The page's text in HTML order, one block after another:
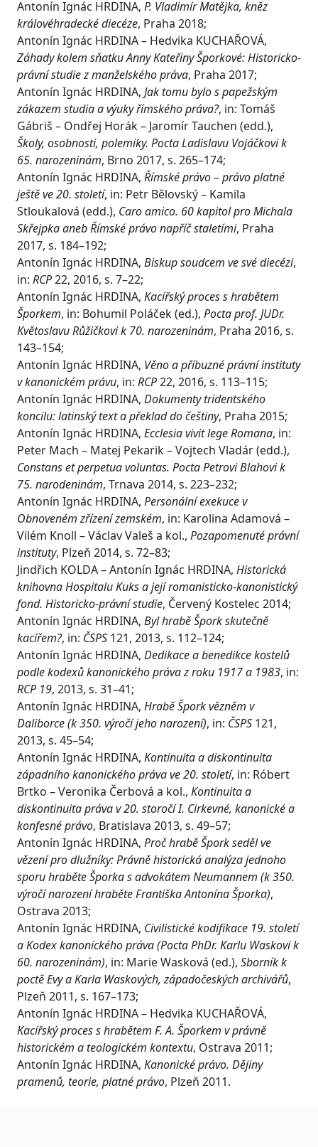
Antonín Ignác HRDINA, P. Vladimír Matějka, kněz
královéhradecké diecéze, Praha 2018;
Antonín Ignác HRDINA – Hedvika KUCHAŘOVÁ,
Záhady kolem sňatku Anny Kateřiny Šporkové:Historicko-
právní studie z manželského práva, Praha 2017;
Antonín Ignác HRDINA, Jak tomu bylo s papežským
zákazem studia a výuky římského práva?, in: Tomáš
Gábriš – Ondřej Horák – Jaromír Tauchen (edd.),
Školy, osobnosti, polemiky. Pocta Ladislavu Vojáčkovi k
65. narozeninám, Brno 2017, s. 265–174;
Antonín Ignác HRDINA, Římské právo – právo platné
ještě ve 20. století, in: Petr Bělovský – Kamila
Stloukalová (edd.), Caro amico. 60 kapitol pro Michala
Skřejpka aneb Římské právo napříč staletími, Praha
2017, s. 184–192;
Antonín Ignác HRDINA, Biskup soudcem ve své diecézi,
in: RCP22, 2016, s. 7–22;
Antonín Ignác HRDINA, Kacířský proces s hrabětem
Šporkem, in: Bohumil Poláček (ed.), Pocta prof. JUDr.
Květoslavu Růžičkovi k 70. narozeninám, Praha 2016, s.
143–154;
Antonín Ignác HRDINA, Věno a příbuzné právní instituty
v kanonickém právu, in: RCP22, 2016, s. 113–115;
Antonín Ignác HRDINA, Dokumenty tridentského
koncilu: latinský text a překlad do češtiny, Praha 2015;
Antonín Ignác HRDINA, Ecclesia vivit lege Romana, in:
Peter Mach – Matej Pekarik – Vojtech Vladár (edd.),
Constans et perpetua voluntas. Pocta Petrovi Blahovi k
75. narodeninám, Trnava 2014, s. 223–232;
Antonín Ignác HRDINA, Personální exekuce v
Obnoveném zřízení zemském, in: Karolina Adamová –
Vilém Knoll – Václav Valeš a kol., Pozapomenuté právní
instituty, Plzeň 2014, s. 72–83;
Jindřich KOLDA – Antonín Ignác HRDINA, Historická
knihovna Hospitalu Kuks a její romanisticko-kanonistický
fond. Historicko-právní studie, Červený Kostelec 2014;
Antonín Ignác HRDINA, Byl hrabě Špork skutečně
kacířem?, in: ČSPS 121, 2013, s. 112–124;
Antonín Ignác HRDINA, Dedikace a benedikce kostelů
podle kodexů kanonického práva z roku 1917 a 1983, in:
RCP 19, 2013, s. 31–41;
Antonín Ignác HRDINA, Hrabě Špork vězněm v
Daliborce (k 350. výročí jeho narození), in: ČSPS 121,
2013, s. 45–54;
Antonín Ignác HRDINA, Kontinuita a diskontinuita
západního kanonického práva ve 20. století, in: Róbert
Brtko – Veronika Čerbová a kol., Kontinuita a
diskontinuita práva v 20. storočí I. Cirkevné, kanonické a
konfesné právo, Bratislava 2013, s. 49–57;
Antonín Ignác HRDINA, Proč hrabě Špork seděl ve
vězení pro dlužníky: Právně historická analýza jednoho
sporu hraběte Šporka s advokátem Neumannem (k 350.
výročí narození hraběte Františka Antonína Šporka),
Ostrava 2013;
Antonín Ignác HRDINA, Civilistické kodifikace 19. století
a Kodex kanonického práva (Pocta PhDr. Karlu Waskovi k
60. narozeninám), in: Marie Wasková (ed.), Sborník k
poctě Evy a Karla Waskových, západočeských archivářů,
Plzeň 2011, s. 167–173;
Antonín Ignác HRDINA – Hedvika KUCHAŘOVÁ,
Kacířský proces s hrabětem F. A. Šporkem v právně
historickém a teologickém kontextu, Ostrava 2011;
Antonín Ignác HRDINA, Kanonické právo. Dějiny
pramenů, teorie, platné právo, Plzeň 2011.